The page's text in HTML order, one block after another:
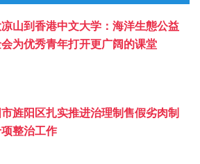
山到香港中文大学：海洋生態公益
为优秀青年打开更广阔的课堂
旌阳区扎实推进治理制售假劣肉制
整治工作